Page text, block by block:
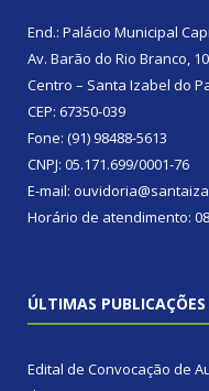
End.: Palácio Municipal
Av. Barão do Rio Branco,
Centro – Santa Izabel do
CEP: 67350-039
Fone: (91) 98488-5613
CNPJ: 05.171.699/0001-76
E-mail:
Horário de atendimento:
ÚLTIMAS PUBLICAÇÕES
Edital de Convocação de